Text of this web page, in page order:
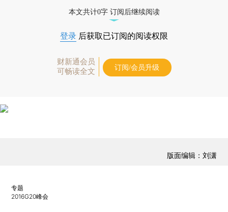
本文共计0字 订阅后继续阅读
登录 后获取已订阅的阅读权限
财新通会员
可畅读全文
订阅/会员升级
版面编辑：刘潇
专题
2016G20峰会